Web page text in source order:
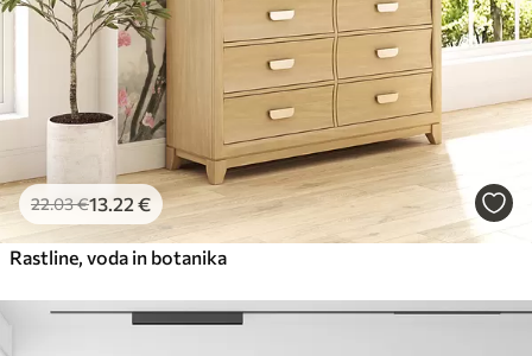
22.03€13 .22 €
Rastline, voda in botanika